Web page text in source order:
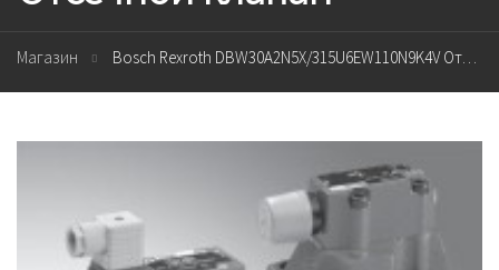
Магазин Bosch Rexroth DBW30A2N5X/315U6EW110N9K4V Отсечной клапан